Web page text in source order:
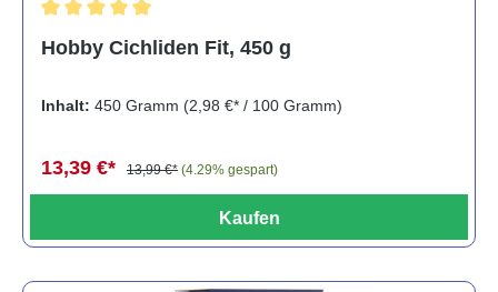
Hobby Cichliden Fit, 450 g
Inhalt: 450 Gramm (2,98 €* / 100 Gramm)
13,39 €* 13,99 €* (4.29% gespart)
Kaufen